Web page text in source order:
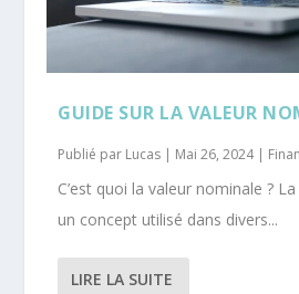
GUIDE SUR LA VALEUR
Publié par Lucas | Mai 26, 2024|
C’est quoi la valeur nominale ?
un concept utilisé dans divers...
LIRE LA SUITE